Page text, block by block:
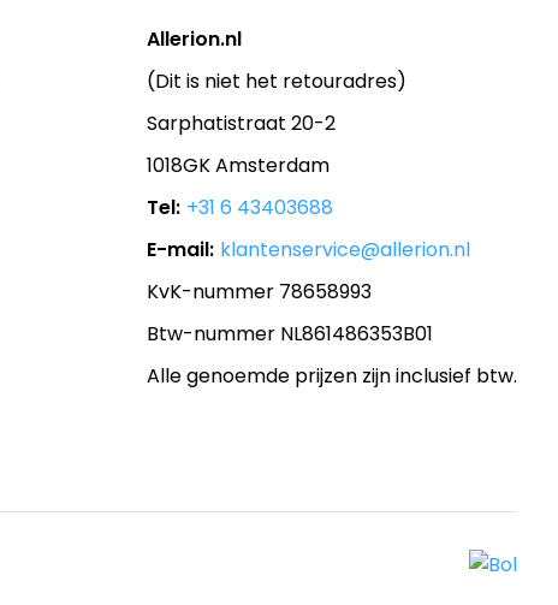
Allerion.nl
(Dit is niet het retouradres)
Sarphatistraat 20-2
1018GK Amsterdam
Tel: +31 6 43403688
E-mail: klantenservice@allerion.nl
KvK-nummer 78658993
Btw-nummer NL861486353B01
Alle genoemde prijzen zijn inclusief btw.